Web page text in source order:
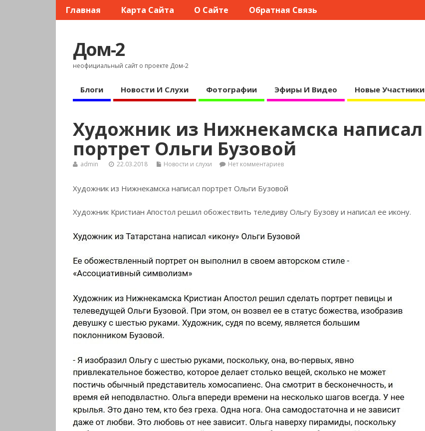
Главная Карта Сайта О Сайте Обратная Связь
Дом-2
неофициальный сайт о проекте Дом-2
Блоги Новости И Слухи Фотографии Эфиры И Видео Новые Участники
Художник из Нижнекамска написал
портрет Ольги Бузовой
admin 22.03.2018 Новости и слухи Нет комментариев
Художник из Нижнекамска написал портрет Ольги Бузовой
Художник Кристиан Апостол решил обожествить теледиву Ольгу Бузову и написал ее икону.